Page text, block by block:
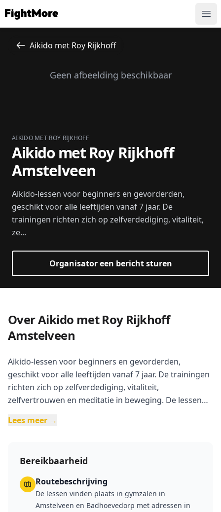
FightMore
Aikido met Roy Rijkhoff
Geen afbeelding beschikbaar
AIKIDO MET ROY RIJKHOFF
Aikido met Roy Rijkhoff
Amstelveen
Aikido-lessen voor beginners en gevorderden,
geschikt voor alle leeftijden vanaf 7 jaar. De
trainingen richten zich op zelfverdediging, vitaliteit,
ze...
Organisator een bericht sturen
Over Aikido met Roy Rijkhoff
Amstelveen
Aikido-lessen voor beginners en gevorderden,
geschikt voor alle leeftijden vanaf 7 jaar. De trainingen
richten zich op zelfverdediging, vitaliteit,
zelfvertrouwen en meditatie in beweging. De lessen
en zijn zowel fysiek als filosofisch gericht. Er is ruimte
Lees meer →
Bereikbaarheid
Routebeschrijving
De lessen vinden plaats in gymzalen in
Amstelveen en Badhoevedorp met adressen in